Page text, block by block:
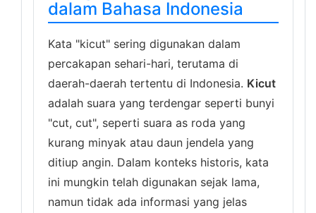
dalam Bahasa Indonesia
Kata "kicut" sering digunakan dalam
percakapan sehari-hari, terutama di
daerah-daerah tertentu di Indonesia. Kicut
adalah suara yang terdengar seperti bunyi
"cut, cut", seperti suara as roda yang
kurang minyak atau daun jendela yang
ditiup angin. Dalam konteks historis, kata
ini mungkin telah digunakan sejak lama,
namun tidak ada informasi yang jelas